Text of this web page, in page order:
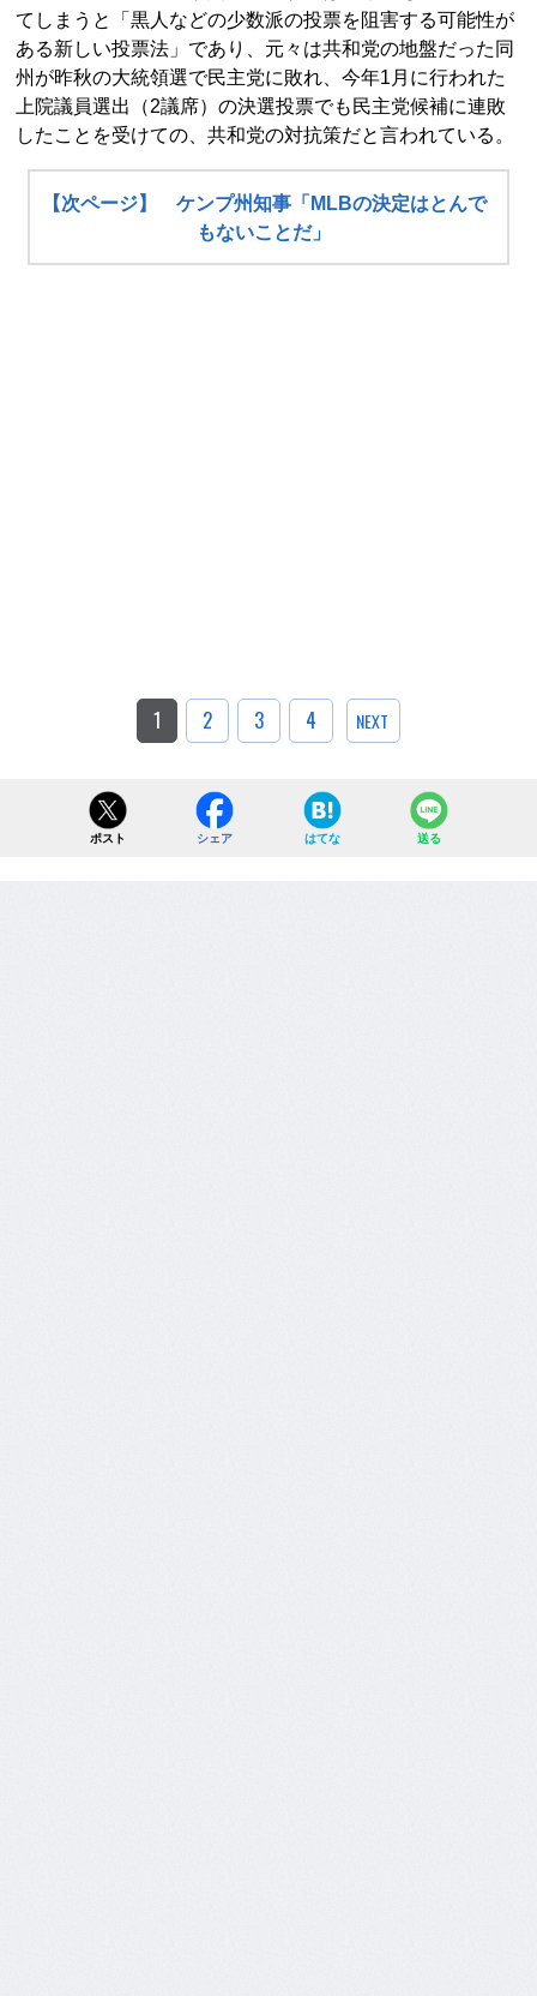
てしまうと「黒人などの少数派の投票を阻害する可能性が
ある新しい投票法」であり、元々は共和党の地盤だった同
州が昨秋の大統領選で民主党に敗れ、今年1月に行われた
上院議員選出（2議席）の決選投票でも民主党候補に連敗
したことを受けての、共和党の対抗策だと言われている。
【次ページ】 ケンプ州知事「MLBの決定はとんで
もないことだ」
1 2 3 4 NEXT
ポスト シェア はてな 送る